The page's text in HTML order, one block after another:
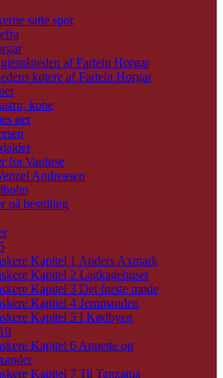
satte spor
af Fartein Horgar
køtere af Fartein Horgar
kone
øer
fra Vanløse
Andreasen
på bestilling
Kapitel 1 Anders Axmark
Kapitel 2 Lagkagehuset
Kapitel 3 Det første møde
Kapitel 4 Jernmanden
Kapitel 5 I Kødbyen
Kapitel 6 Annette og
Kapitel 7 Til Tanzania